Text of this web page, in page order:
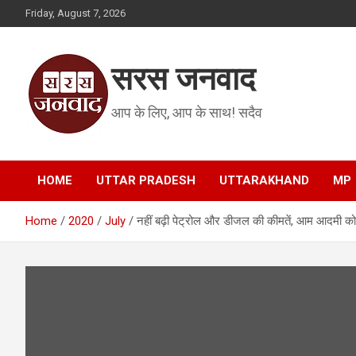
to
Friday, August 7, 2026
सरस जनवाद
आप के लिए, आप के साथ! सदैव
HOME UTTAR PRADESH UTTARAKHAND MP
Home 2020 July नहीं बढ़ी पेट्रोल और डीजल की कीमतें, आम आदमी